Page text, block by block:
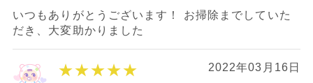
いつもありがとうございます！ お掃除までしていた
だき、大変助かりました
★★★★★ 2022年03月16日